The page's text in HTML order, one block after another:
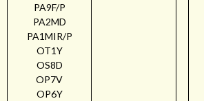
PA9F/P
PA2MD
PA1MIR/P
OT1Y
OS8D
OP7V
OP6Y